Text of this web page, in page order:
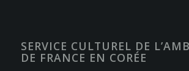
SERVICE CULTUREL DE
DE FRANCE EN CORÉE